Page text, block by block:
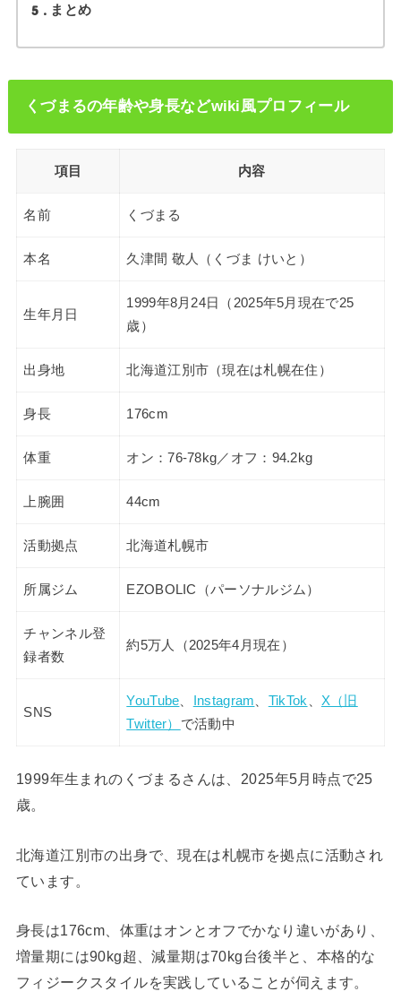
5 まとめ
くづまるの年齢や身長などwiki風プロフィール
項目 内容
名前 くづまる
本名 久津間 敬人（くづま けいと）
生年月日
1999年8月24日（2025年5月現在で25
歳）
出身地 北海道江別市（現在は札幌在住）
身長 176cm
体重 オン：76-78kg／オフ：94.2kg
上腕囲 44cm
活動拠点 北海道札幌市
所属ジム EZOBOLIC（パーソナルジム）
チャンネル登
録者数
約5万人（2025年4月現在）
SNS
YouTube Instagram TikTok
X（旧
Twitter） で活動中
1999年生まれのくづまるさんは、2025年5月時点で25
歳。
北海道江別市の出身で、現在は札幌市を拠点に活動され
ています。
身長は176cm、体重はオンとオフでかなり違いがあり、
増量期には90kg超、減量期は70kg台後半と、本格的な
フィジークスタイルを実践していることが伺えます。